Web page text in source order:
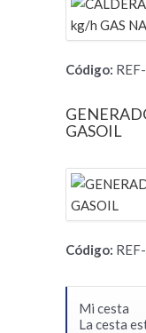
Código:
GASOIL
Código:
Mi cesta
La cesta